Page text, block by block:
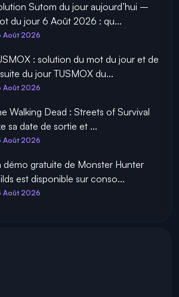
Sutom du jour aujourd’hui –
du jour 6 Août 2026 : qu...
Août 2026
: solution du mot du jour et de
du jour TUSMOX du...
Août 2026
Walking Dead : Streets of Survival
sa date de sortie et ...
Août 2026
démo gratuite de Monster Hunter
est disponible sur conso...
Août 2026